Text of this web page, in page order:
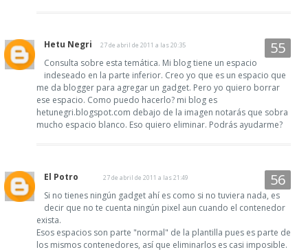
Hetu Negri 27 de abril de 2011 a las 20:35
Consulta sobre esta temática. Mi blog tiene un espacio
indeseado en la parte inferior. Creo yo que es un espacio que
me da blogger para agregar un gadget. Pero yo quiero borrar
ese espacio. Como puedo hacerlo? mi blog es
hetunegri.blogspot.com debajo de la imagen notarás que sobra
mucho espacio blanco. Eso quiero eliminar. Podrás ayudarme?
El Potro 27 de abril de 2011 a las 21:49
Si no tienes ningún gadget ahí es como si no tuviera nada, es
decir que no te cuenta ningún pixel aun cuando el contenedor
exista.
Esos espacios son parte "normal" de la plantilla pues es parte de
los mismos contenedores, así que eliminarlos es casi imposible.